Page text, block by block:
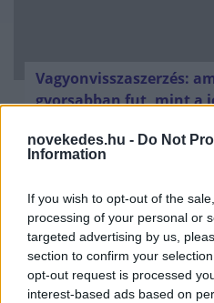
novekedes.hu - Do Not
Information
If you wish to opt-out of the
processing of your personal or
targeted advertising by us,
section to confirm your
opt-out request is processed
interest-based ads based on
Vagyonvisszaszerzés:
gyorsabban fut, mint a